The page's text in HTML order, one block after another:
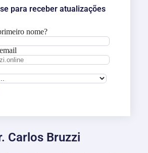
para receber atualizações
Carlos Bruzzi